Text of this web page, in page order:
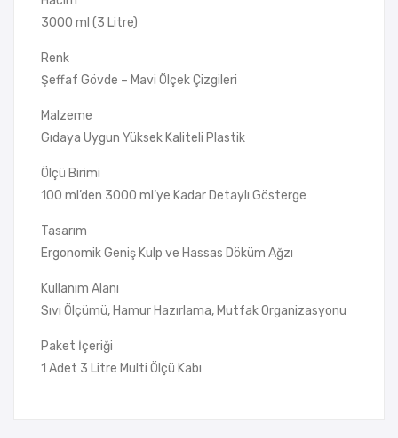
3000 ml (3 Litre)
Renk
Şeffaf Gövde – Mavi Ölçek Çizgileri
Malzeme
Gıdaya Uygun Yüksek Kaliteli Plastik
Ölçü Birimi
100 ml’den 3000 ml’ye Kadar Detaylı Gösterge
Tasarım
Ergonomik Geniş Kulp ve Hassas Döküm Ağzı
Kullanım Alanı
Sıvı Ölçümü, Hamur Hazırlama, Mutfak Organizasyonu
Paket İçeriği
1 Adet 3 Litre Multi Ölçü Kabı